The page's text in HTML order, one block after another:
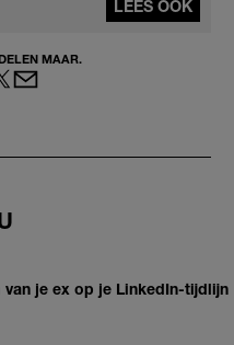
LEES OOK
MAAR.
je ex op je LinkedIn-tijdlijn